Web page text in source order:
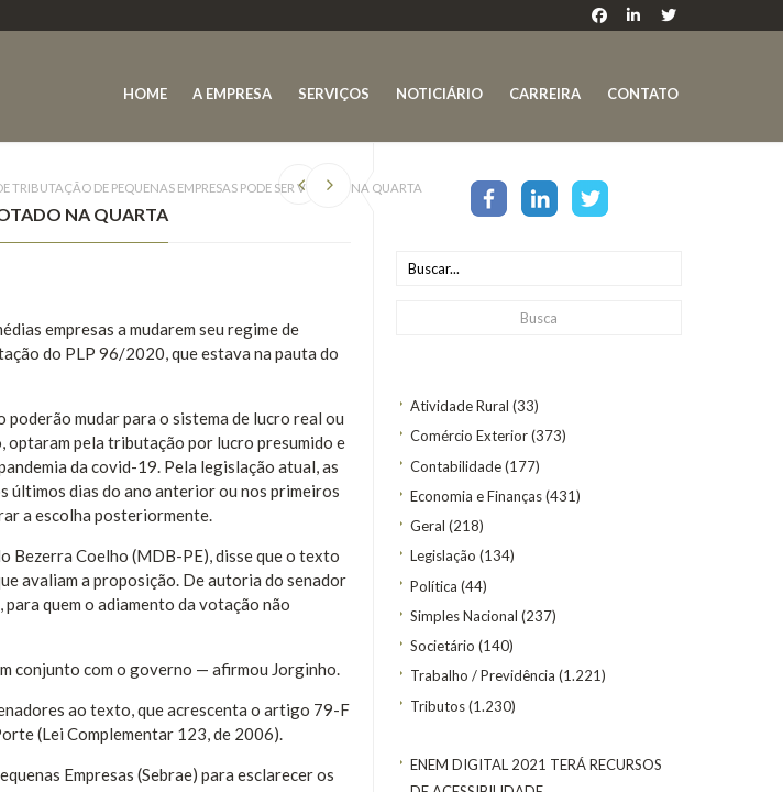
HOME A EMPRESA SERVIÇOS NOTICIÁRIO CARREIRA CONTATO
Atividade Rural (33)
Comércio Exterior(373)
Contabilidade(177)
Economia e Finanças(431)
Geral (218)
Legislação (134)
Política (44)
Simples Nacional (237)
Societário (140)
Trabalho / Previdência (1.221)
Tributos(1.230)
ENEM DIGITAL 2021 TERÁ RECURSOS
TRIBUTAÇÃO DE PEQUENAS EMPRESAS PODE SER VOTADO NA QUARTA
NA QUARTA
empresas a mudarem seu regime de
do PLP 96/2020, que estava na pauta do
mudar para o sistema de lucro real ou
optaram pela tributação por lucro presumido e
da covid-19. Pela legislação atual, as
últimos dias do ano anterior ou nos primeiros
a escolha posteriormente.
Bezerra Coelho (MDB-PE), disse que o texto
avaliam a proposição. De autoria do senador
quem o adiamento da votação não
conjunto com o governo — afirmou Jorginho.
ao texto, que acrescenta o artigo 79-F
(Lei Complementar 123, de 2006).
Empresas (Sebrae) para esclarecer os